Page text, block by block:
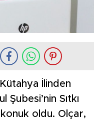
İlinden
Sıtkı
konuk oldu. Olçar,